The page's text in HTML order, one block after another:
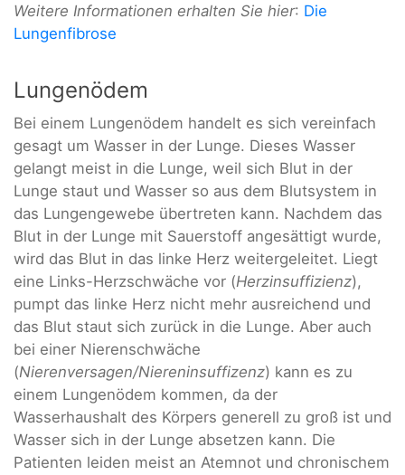
Weitere Informationen erhalten Sie hier: Die
Lungenfibrose
Lungenödem
Bei einem Lungenödem handelt es sich vereinfach
gesagt um Wasser in der Lunge. Dieses Wasser
gelangt meist in die Lunge, weil sich Blut in der
Lunge staut und Wasser so aus dem Blutsystem in
das Lungengewebe übertreten kann. Nachdem das
Blut in der Lunge mit Sauerstoff angesättigt wurde,
wird das Blut in das linke Herz weitergeleitet. Liegt
eine Links-Herzschwäche vor (Herzinsuffizienz),
pumpt das linke Herz nicht mehr ausreichend und
das Blut staut sich zurück in die Lunge. Aber auch
bei einer Nierenschwäche
(Nierenversagen/Niereninsuffizenz) kann es zu
einem Lungenödem kommen, da der
Wasserhaushalt des Körpers generell zu groß ist und
Wasser sich in der Lunge absetzen kann. Die
Patienten leiden meist an Atemnot und chronischem